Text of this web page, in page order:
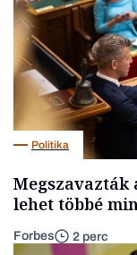
Politika
Megszavazták
lehet többé
Forbes 2 perc